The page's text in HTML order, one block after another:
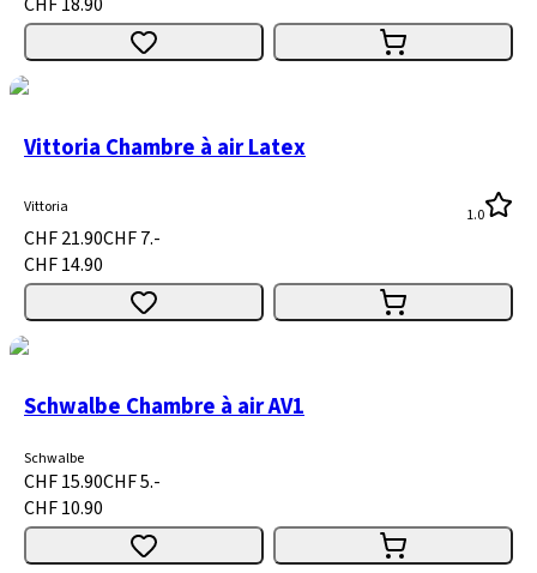
Vittoria Chambre à air Latex
Vittoria 1.0
CHF 21.90CHF 7.-
CHF 14.90
Schwalbe Chambre à air AV1
Schwalbe
CHF 15.90CHF 5.-
CHF 10.90